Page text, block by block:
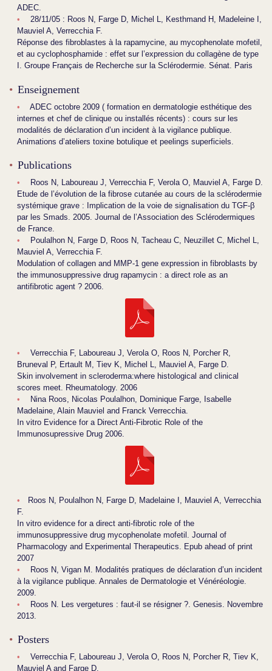
ADEC.
28/11/05 : Roos N, Farge D, Michel L, Kesthmand H, Madeleine I,
Mauviel A, Verrecchia F.
Réponse des fibroblastes à la rapamycine, au mycophenolate mofetil,
et au cyclophosphamide : effet sur l’expression du collagène de type
I. Groupe Français de Recherche sur la Sclérodermie. Sénat. Paris
Enseignement
ADEC octobre 2009 ( formation en dermatologie esthétique des
internes et chef de clinique ou installés récents) : cours sur les
modalités de déclaration d’un incident à la vigilance publique.
Animations d’ateliers toxine botulique et peelings superficiels.
Publications
Roos N, Laboureau J, Verrecchia F, Verola O, Mauviel A, Farge D.
Etude de l’évolution de la fibrose cutanée au cours de la sclérodermie
systémique grave : Implication de la voie de signalisation du TGF-β
par les Smads. 2005. Journal de l’Association des Sclérodermiques
de France.
Poulalhon N, Farge D, Roos N, Tacheau C, Neuzillet C, Michel L,
Mauviel A, Verrecchia F.
Modulation of collagen and MMP-1 gene expression in fibroblasts by
the immunosuppressive drug rapamycin : a direct role as an
antifibrotic agent ? 2006.
Verrecchia F, Laboureau J, Verola O, Roos N, Porcher R,
Bruneval P, Ertault M, Tiev K, Michel L, Mauviel A, Farge D.
Skin involvement in scleroderma:where histological and clinical
scores meet. Rheumatology. 2006
Nina Roos, Nicolas Poulalhon, Dominique Farge, Isabelle
Madelaine, Alain Mauviel and Franck Verrecchia.
In vitro Evidence for a Direct Anti-Fibrotic Role of the
Immunosupressive Drug 2006.
Roos N, Poulalhon N, Farge D, Madelaine I, Mauviel A, Verrecchia
F.
In vitro evidence for a direct anti-fibrotic role of the
immunosuppressive drug mycophenolate mofetil. Journal of
Pharmacology and Experimental Therapeutics. Epub ahead of print
2007
Roos N, Vigan M. Modalités pratiques de déclaration d’un incident
à la vigilance publique. Annales de Dermatologie et Vénéréologie.
2009.
Roos N. Les vergetures : faut-il se résigner ?. Genesis. Novembre
2013.
Posters
Verrecchia F, Laboureau J, Verola O, Roos N, Porcher R, Tiev K,
Mauviel A and Farge D.